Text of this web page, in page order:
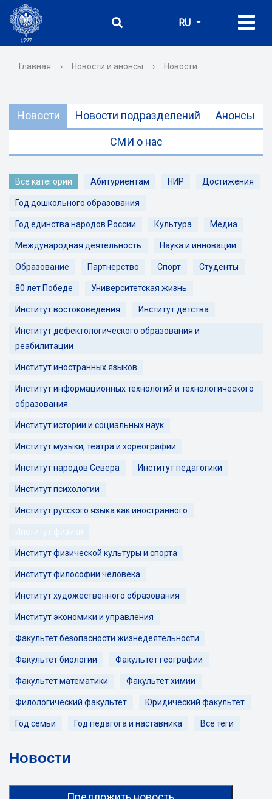
RU
Главная › Новости и анонсы › Новости
Новости Новости подразделений Анонсы
СМИ о нас
Все категории Абитуриентам НИР Достижения
Год дошкольного образования
Год единства народов России Культура Медиа
Международная деятельность Наука и инновации
Образование Партнерство Спорт Студенты
80 лет Победе Университетская жизнь
Институт востоковедения Институт детства
Институт дефектологического образования и
реабилитации
Институт иностранных языков
Институт информационных технологий и технологического
образования
Институт истории и социальных наук
Институт музыки, театра и хореографии
Институт народов Севера Институт педагогики
Институт психологии
Институт русского языка как иностранного
Институт физики
Институт физической культуры и спорта
Институт философии человека
Институт художественного образования
Институт экономики и управления
Факультет безопасности жизнедеятельности
Факультет биологии Факультет географии
Факультет математики Факультет химии
Филологический факультет Юридический факультет
Год семьи Год педагога и наставника Все теги
Новости